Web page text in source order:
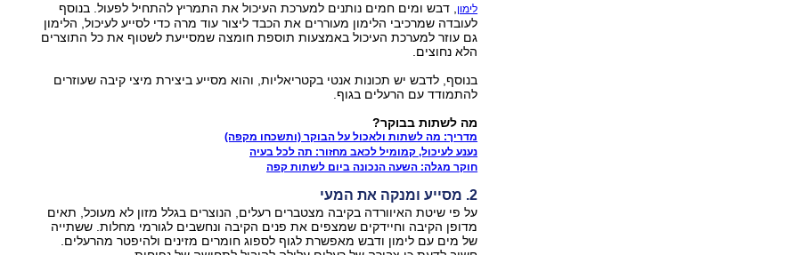
לימון, דבש ומים חמים נותנים למערכת העיכול את התמריץ להתחיל לפעול. בנוסף
לעובדה שמרכיבי הלימון מעוררים את הכבד ליצור עוד מרה כדי לסייע לעיכול, הלימון
גם עוזר למערכת העיכול באמצעות תוספת חומצה שמסייעת לשטוף את כל התוצרים
הלא נחוצים.
בנוסף, לדבש יש תכונות אנטי בקטריאליות, והוא מסייע ביצירת מיצי קיבה שעוזרים
להתמודד עם הרעלים בגוף.
מה לשתות בבוקר?
מדריך: מה לשתות ולאכול על הבוקר (ותשכחו מקפה)
נענע לעיכול, קמומיל לכאב מחזור: תה לכל בעיה
חוקר מגלה: השעה הנכונה ביום לשתות קפה
2. מסייע ומנקה את המעי
על פי שיטת האיוורדה בקיבה מצטברים רעלים, הנוצרים בגלל מזון לא מעוכל, תאים
מדופן הקיבה וחיידקים שמצפים את פנים הקיבה ונחשבים לגורמי מחלות. ששתייה
של מים עם לימון ודבש מאפשרת לגוף לספוג חומרים מזינים ולהיפטר מהרעלים.